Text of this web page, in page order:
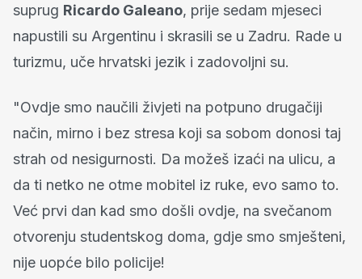
suprug Ricardo Galeano, prije sedam mjeseci
napustili su Argentinu i skrasili se u Zadru. Rade u
turizmu, uče hrvatski jezik i zadovoljni su.
"Ovdje smo naučili živjeti na potpuno drugačiji
način, mirno i bez stresa koji sa sobom donosi taj
strah od nesigurnosti. Da možeš izaći na ulicu, a
da ti netko ne otme mobitel iz ruke, evo samo to.
Već prvi dan kad smo došli ovdje, na svečanom
otvorenju studentskog doma, gdje smo smješteni,
nije uopće bilo policije!